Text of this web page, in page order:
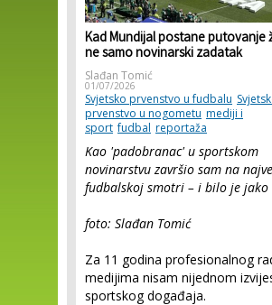
Kad Mundijal postane putovanje
ne samo novinarski zadatak
Slađan Tomić
01/07/2026
Svjetsko prvenstvo u fudbalu
prvenstvo u nogometu mediji i
sport fudbal reportaža
Kao 'padobranac' u sportskom
novinarstvu završio sam na
fudbalskoj smotri – i bilo je
foto: Slađan Tomić
Za 11 godina profesionalnog
medijima nisam nijednom
sportskog događaja.